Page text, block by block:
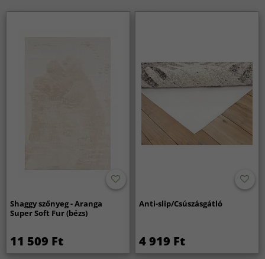
Shaggy szőnyeg - Aranga
Super Soft Fur (bézs)
11 509 Ft
Anti-slip/Csúszásgátló
4 919 Ft